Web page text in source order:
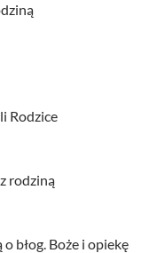
Rodzice
rodziną
błog. Boże i opiekę